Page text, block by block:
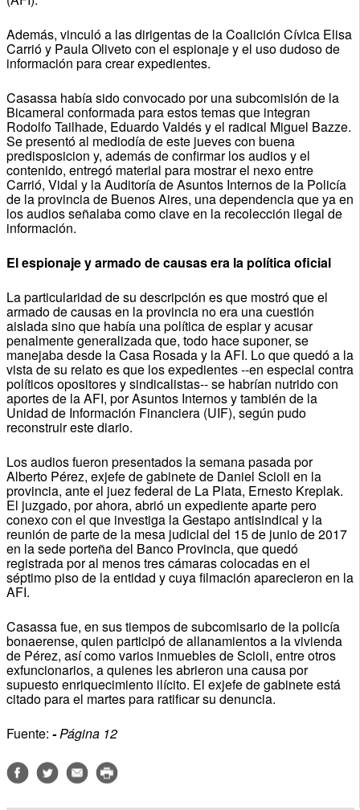
Además, vinculó a las dirigentas de la Coalición Cívica Elisa
Carrió y Paula Oliveto con el espionaje y el uso dudoso de
información para crear expedientes.
Casassa había sido convocado por una subcomisión de la
Bicameral conformada para estos temas que integran
Rodolfo Tailhade, Eduardo Valdés y el radical Miguel Bazze.
Se presentó al mediodía de este jueves con buena
predisposicion y, además de confirmar los audios y el
contenido, entregó material para mostrar el nexo entre
Carrió, Vidal y la Auditoría de Asuntos Internos de la Policía
de la provincia de Buenos Aires, una dependencia que ya en
los audios señalaba como clave en la recolección ilegal de
información.
El espionaje y armado de causas era la política oficial
La particularidad de su descripción es que mostró que el
armado de causas en la provincia no era una cuestión
aislada sino que había una política de espiar y acusar
penalmente generalizada que, todo hace suponer, se
manejaba desde la Casa Rosada y la AFI. Lo que quedó a la
vista de su relato es que los expedientes --en especial contra
políticos opositores y sindicalistas-- se habrían nutrido con
aportes de la AFI, por Asuntos Internos y también de la
Unidad de Información Financiera (UIF), según pudo
reconstruir este diario.
Los audios fueron presentados la semana pasada por
Alberto Pérez, exjefe de gabinete de Daniel Scioli en la
provincia, ante el juez federal de La Plata, Ernesto Kreplak.
El juzgado, por ahora, abrió un expediente aparte pero
conexo con el que investiga la Gestapo antisindical y la
reunión de parte de la mesa judicial del 15 de junio de 2017
en la sede porteña del Banco Provincia, que quedó
registrada por al menos tres cámaras colocadas en el
séptimo piso de la entidad y cuya filmación aparecieron en la
AFI.
Casassa fue, en sus tiempos de subcomisario de la policía
bonaerense, quien participó de allanamientos a la vivienda
de Pérez, así como varios inmuebles de Scioli, entre otros
exfuncionarios, a quienes les abrieron una causa por
supuesto enriquecimiento ilícito. El exjefe de gabinete está
citado para el martes para ratificar su denuncia.
Fuente: -Página 12